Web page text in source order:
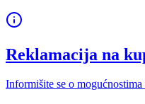
Reklamacija na
Informišite se o